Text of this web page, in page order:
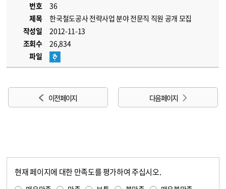
번호
36
제목
한국철도공사 전략사업 분야 전문직 직원 공개 모집
작성일
2012-11-13
조회수
26,834
파일
이전 페이지 다음 페이지
현재 페이지에 대한 만족도를 평가하여 주십시오.